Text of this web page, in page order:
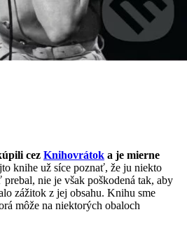
cez Knihovrátok a je mierne
knihe už síce poznať, že ju niekto
nie je však poškodená tak, aby
zážitok z jej obsahu. Knihu sme
môže na niektorých obaloch